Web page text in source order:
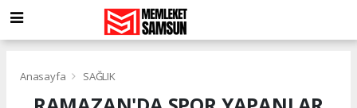
Anasayfa SAĞLIK